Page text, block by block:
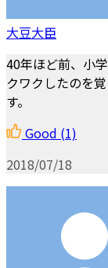
大豆大臣
40年ほど前、小
クワクしたのを
す。
Good (1)
2018/07/18